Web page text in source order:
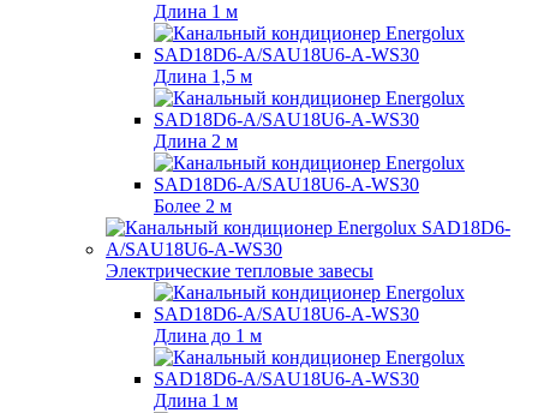
Длина 1 м
Длина 1,5 м
Длина 2 м
Более 2 м
Электрические тепловые завесы
Длина до 1 м
Длина 1 м